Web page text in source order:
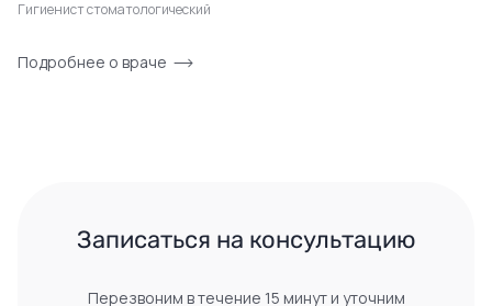
Гигиенист стоматологический
Подробнее о враче
Записаться на консультацию
Перезвоним в течение 15 минут и уточним